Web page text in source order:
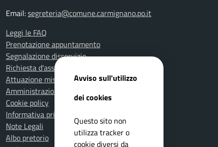
Email:segreteria@comune.carmignano.po.it
Leggi le FAQ
Prenotazione appuntamento
Segnalazione disservizio
Richiesta d'assistenza
Attuazione misure PNRR
Amministrazione trasparente
Cookie policy
Informativa privacy
Note Legali
Albo pretorio
Avviso sull'utilizzo
dei cookies
Questo sito non
utilizza tracker o
cookie diversi da